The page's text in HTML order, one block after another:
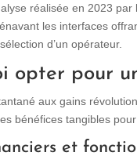
réalisée en 2023
les interfaces
d’un opérateur.
opter pour
aux gains
bénéfices tangibles
et